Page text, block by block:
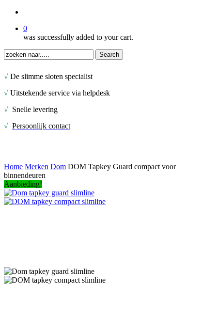
0
was successfully added to your cart.
Search
Search
√ De slimme sloten specialist
√ Uitstekende service via helpdesk
√ Snelle levering
√ Persoonlijk contact
Home Merken Dom DOM Tapkey Guard compact voor
binnendeuren
Aanbieding!